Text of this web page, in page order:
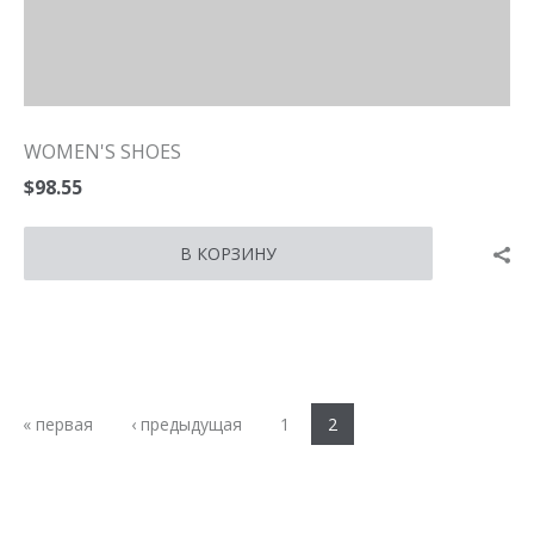
WOMEN'S SHOES
$98.55
Страницы
« первая ‹ предыдущая 1 2